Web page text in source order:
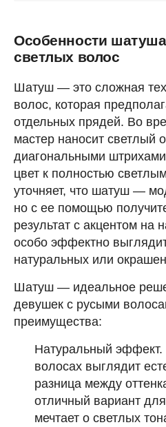
Особенности
светлых волос
Шатуш — это сложная
волос, которая
отдельных прядей. Во
мастер наносит светлый
диагональными
цвет к полностью
уточняет, что шатуш —
но с ее помощью
результат с акцентом на
особо эффектно
натуральных или
Шатуш — идеальное
девушек с русыми
преимущества:
Натуральный
волосах выглядит
разница между
отличный вариант
мечтает о светлых